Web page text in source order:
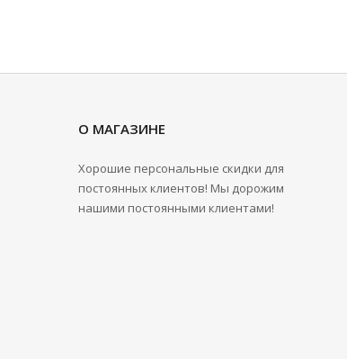
О МАГАЗИНЕ
Хорошие персональные скидки для
постоянных клиентов! Мы дорожим
нашими постоянными клиентами!